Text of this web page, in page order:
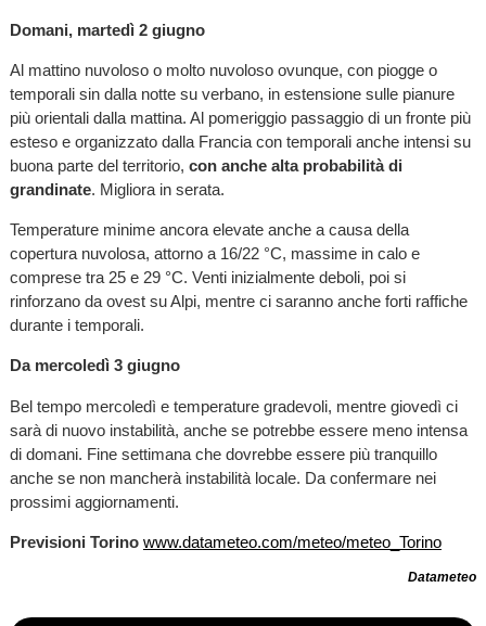
Domani, martedì 2 giugno
Al mattino nuvoloso o molto nuvoloso ovunque, con piogge o
temporali sin dalla notte su verbano, in estensione sulle pianure
più orientali dalla mattina. Al pomeriggio passaggio di un fronte più
esteso e organizzato dalla Francia con temporali anche intensi su
buona parte del territorio, con anche alta probabilità di
grandinate. Migliora in serata.
Temperature minime ancora elevate anche a causa della
copertura nuvolosa, attorno a 16/22 °C, massime in calo e
comprese tra 25 e 29 °C. Venti inizialmente deboli, poi si
rinforzano da ovest su Alpi, mentre ci saranno anche forti raffiche
durante i temporali.
Da mercoledì 3 giugno
Bel tempo mercoledì e temperature gradevoli, mentre giovedì ci
sarà di nuovo instabilità, anche se potrebbe essere meno intensa
di domani. Fine settimana che dovrebbe essere più tranquillo
anche se non mancherà instabilità locale. Da confermare nei
prossimi aggiornamenti.
Previsioni Torino www.datameteo.com/meteo/meteo_Torino
Datameteo